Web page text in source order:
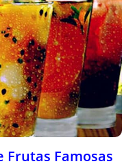
Frutas Famosas